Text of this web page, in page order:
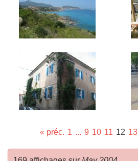
« préc. 1 ... 9 10 11 12 13